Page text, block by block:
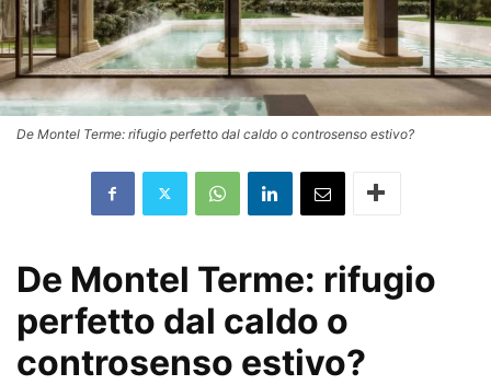
De Montel Terme: rifugio perfetto dal caldo o controsenso estivo?
De Montel Terme: rifugio
perfetto dal caldo o
controsenso estivo?